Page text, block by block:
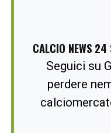
CALCIO NEWS 24
Seguici su
perdere